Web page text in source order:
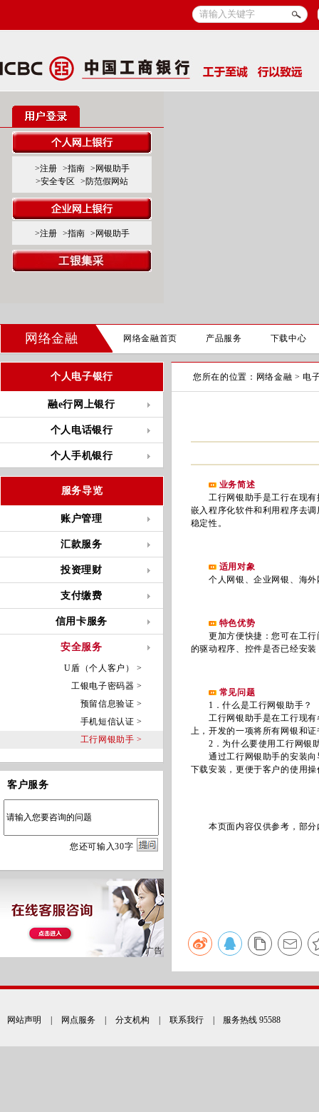
>注册 >指南
>网银助手
>安全专区
>防范假网站
>注册 >指南 >网银助手
网络金融 网络金融首页 产品服务 下载中心
个人电子银行
融e行网上银行
个人电话银行
个人手机银行
服务导览
账户管理
汇款服务
投资理财
支付缴费
信用卡服务
安全服务
U盾（个人客户） >
工银电子密码器 >
预留信息验证 >
手机短信认证 >
工行网银助手 >
客户服务
您还可输入30字
您所在的位置： 网络金融 >电
业务简述
工行网银助手是工行在现有
嵌入程序化软件和利用程序去
稳定性。
适用对象
个人网银、企业网银、海外
特色优势
更加方便快捷：您可在工行
的驱动程序、控件是否已经安
常见问题
1．什么是工行网银助手？
工行网银助手是在工行现有
上，开发的一项将所有网银和
2．为什么要使用工行网银
通过工行网银助手的安装向
下载安装，更便于客户的使用操
本页面内容仅供参考，部分
网站声明 网点服务 分支机构 联系我行 | 服务热线 95588